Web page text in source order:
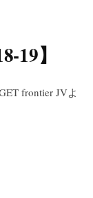
19】
frontier JVよ